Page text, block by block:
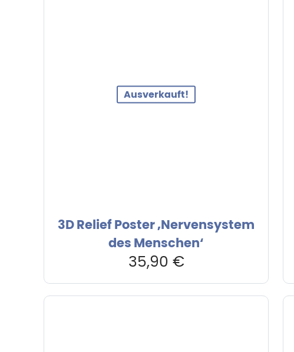
Ausverkauft!
3D Relief Poster ‚Nervensystem
des Menschen‘
35,90 €